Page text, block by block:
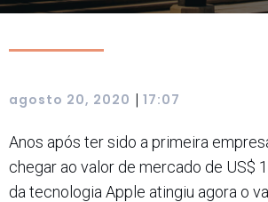
agosto 20, 2020 | 17:07
Anos após ter sido a primeira
chegar ao valor de mercado de US$
da tecnologia Apple atingiu agora o